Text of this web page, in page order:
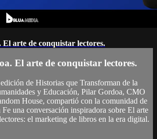
arte de conquistar lectores.
El arte de conquistar lectores.
de Historias que Transforman de la
y Educación, Pilar Gordoa, CMO
House, compartió con la comunidad de
Fe una conversación inspiradora sobre El arte
el marketing de libros en la era digital.